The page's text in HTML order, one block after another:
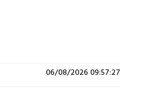
06/08/2026 09:57:27